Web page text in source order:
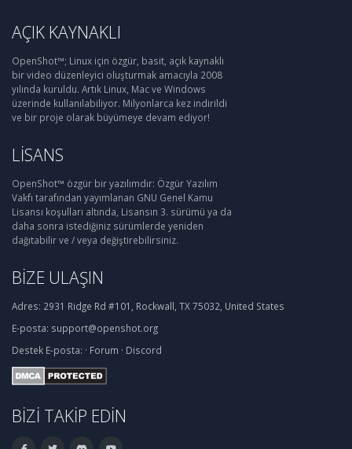
AÇIK KAYNAKLI
OpenShot™; Linux için özgür, basit, açık kaynaklı
bir video düzenleyici oluşturmak amacıyla 2008
yılında kuruldu. Artık Linux, Mac ve Windows
üzerinde kullanılabiliyor. Milyonlarca kez indirildi
ve bir proje olarak büyümeye devam ediyor!
LISANS
OpenShot™ özgür bir yazılımdır: Özgür Yazılım
Vakfı tarafından yayımlanan GNU Genel Kamu
Lisansı koşulları altında, Lisansın 3. sürümü ya da
daha sonra istediğiniz sürümlerde yeniden
dağıtabilir ve / veya değiştirebilirsiniz.
BIZE ULAŞIN
Adres: 2931 Ridge Rd #101, Rockwall, TX 75032, United States
E-posta: support@openshot.org
Destek E-posta: · Forum · Discord
BIZI TAKIP EDIN